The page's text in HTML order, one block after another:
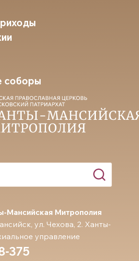
Мансийская Митрополия
ул. Чехова, 2. Ханты-
управление
375
соборы